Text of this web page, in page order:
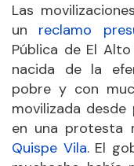
Las
un reclamo
Pública de El Alto
nacida de la
pobre y con
movilizada
en una protesta
Quispe Vila. El